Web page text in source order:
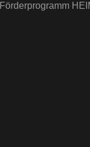
Förderprogramm